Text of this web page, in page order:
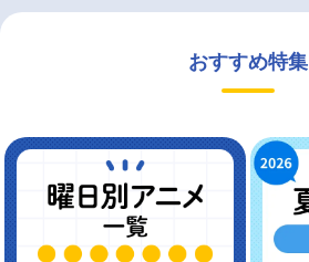
おすすめ特集